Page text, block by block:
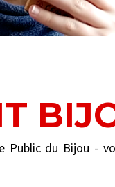
Public du Bijou -